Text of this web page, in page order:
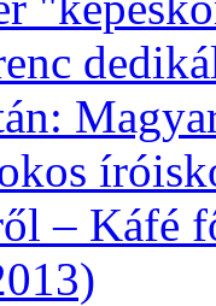
– Káfé